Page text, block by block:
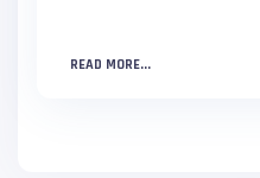
READ MORE...